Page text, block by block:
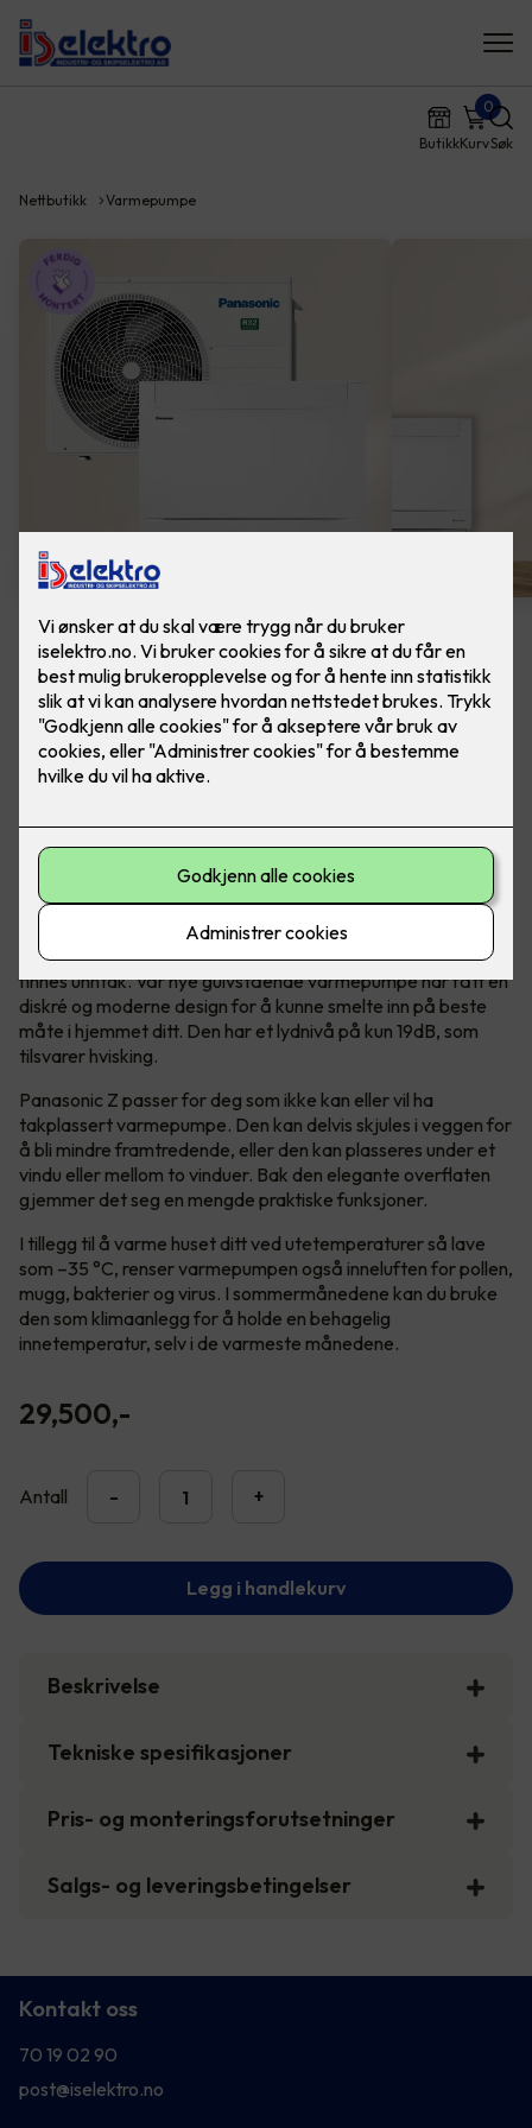
ButikkKurv
0
Søk
Nettbutikk Varmepumpe
Panasonic Varmepumpe
Gulvmodell Z25UFEA -
m/montering
Varmepumpen som har alt du trenger! Modellen
har energiklasse A++, lavt støynivå på 19dB og
innebygget Nanoe™X luft rensesystem.
Varmepumper er som regel ingen pryd i hjemmet. Men det
finnes unntak. Vår nye gulvstående varmepumpe har fått en
diskré og moderne design for å kunne smelte inn på beste
måte i hjemmet ditt. Den har et lydnivå på kun 19dB, som
tilsvarer hvisking.
Panasonic Z passer for deg som ikke kan eller vil ha
takplassert varmepumpe. Den kan delvis skjules i veggen for
å bli mindre framtredende, eller den kan plasseres under et
vindu eller mellom to vinduer. Bak den elegante overflaten
gjemmer det seg en mengde praktiske funksjoner.
I tillegg til å varme huset ditt ved utetemperaturer så lave
som –35 °C, renser varmepumpen også inneluften for pollen,
mugg, bakterier og virus. I sommermånedene kan du bruke
den som klimaanlegg for å holde en behagelig
innetemperatur, selv i de varmeste månedene.
29,500,-
Antall - +
Legg i handlekurv
Beskrivelse
Tekniske spesifikasjoner
Pris- og monteringsforutsetninger
Salgs- og leveringsbetingelser
Kontakt oss
70 19 02 90
post@iselektro.no